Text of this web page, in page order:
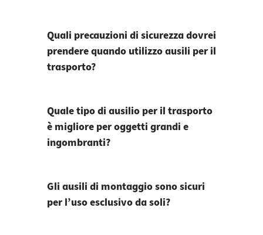
Quali precauzioni di sicurezza dovrei
prendere quando utilizzo ausili per il
trasporto?
Quale tipo di ausilio per il trasporto
è migliore per oggetti grandi e
ingombranti?
Gli ausili di montaggio sono sicuri
per l’uso esclusivo da soli?